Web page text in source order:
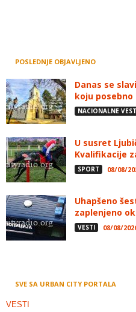
POSLEDNJE OBJAVLJENO
Danas se
koju posebno
NACIONALNE
U susret
Kvalifikacije
SPORT 08/08/
Uhapšeno
zaplenjeno
VESTI 08/08/
SVE SA URBAN CITY PORTALA
VESTI